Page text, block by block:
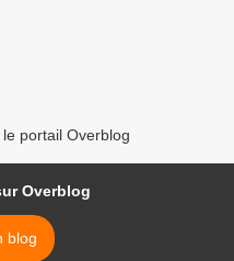
portail Overblog
Overblog
blog